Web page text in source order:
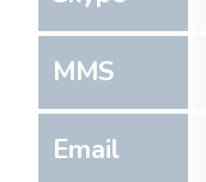
MMS
Email